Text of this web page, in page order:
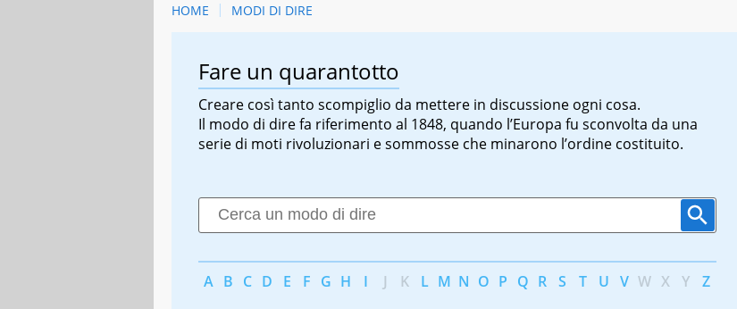
HOME MODI DI DIRE
Fare un quarantotto
Creare così tanto scompiglio da mettere in discussione ogni cosa.
Il modo di dire fa riferimento al 1848, quando l’Europa fu sconvolta da una
serie di moti rivoluzionari e sommosse che minarono l’ordine costituito.
A B C D E F G H I J K L M N O P Q R S T U V W X Y Z